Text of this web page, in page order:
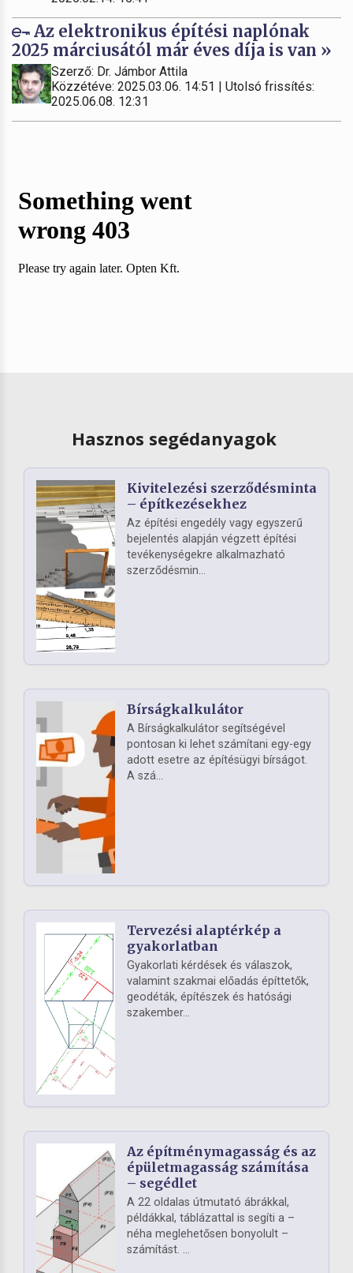
Az elektronikus építési naplónak
2025 márciusától már éves díja is van »
Szerző: Dr. Jámbor Attila
Közzétéve: 2025.03.06. 14:51 | Utolsó frissítés:
2025.06.08. 12:31
Hasznos segédanyagok
Kivitelezési szerződésminta
– építkezésekhez
Az építési engedély vagy egyszerű
bejelentés alapján végzett építési
tevékenységekre alkalmazható
szerződésmin...
Bírságkalkulátor
A Bírságkalkulátor segítségével
pontosan ki lehet számítani egy-egy
adott esetre az építésügyi bírságot.
A szá...
Tervezési alaptérkép a
gyakorlatban
Gyakorlati kérdések és válaszok,
valamint szakmai előadás építtetők,
geodéták, építészek és hatósági
szakember...
Az építménymagasság és az
épületmagasság számítása
– segédlet
A 22 oldalas útmutató ábrákkal,
példákkal, táblázattal is segíti a –
néha meglehetősen bonyolult –
számítást. ...